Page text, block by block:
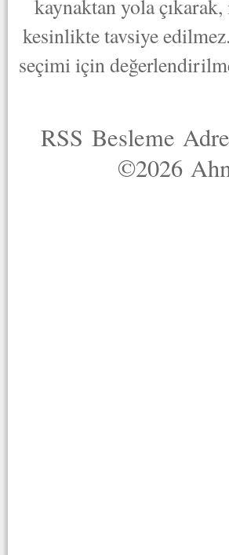
kaynaktan yola
kesinlikte tavsiye
seçimi için
RSS Besleme
©2026